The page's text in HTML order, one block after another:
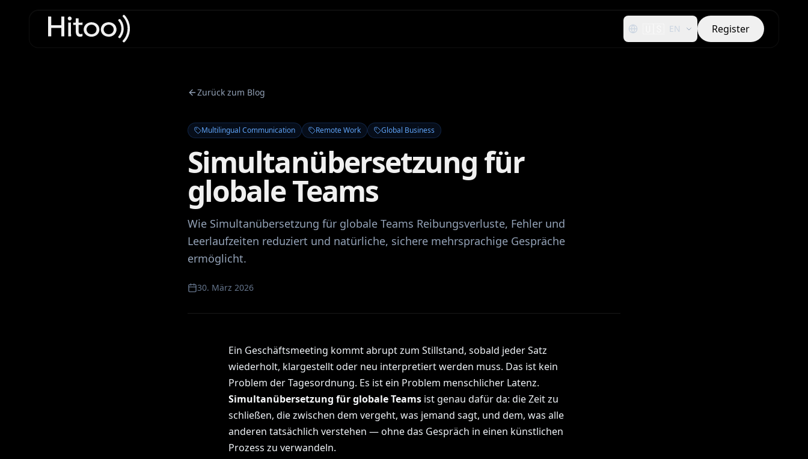
EN Register
Zurück zum Blog
Multilingual Communication Remote Work Global Business
Simultanübersetzung für
globale Teams
Wie Simultanübersetzung für globale Teams Reibungsverluste, Fehler und
Leerlaufzeiten reduziert und natürliche, sichere mehrsprachige Gespräche
ermöglicht.
30. März 2026
Ein Geschäftsmeeting kommt abrupt zum Stillstand, sobald jeder Satz
wiederholt, klargestellt oder neu interpretiert werden muss. Das ist kein
Problem der Tagesordnung. Es ist ein Problem menschlicher Latenz.
Simultanübersetzung für globale Teamsist genau dafür da: die Zeit zu
schließen, die zwischen dem vergeht, was jemand sagt, und dem, was alle
anderen tatsächlich verstehen — ohne das Gespräch in einen künstlichen
Prozess zu verwandeln.